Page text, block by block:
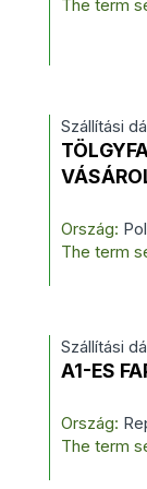
The term
Szállítási
Ország:
The term
Szállítási
A1-ES
Ország:
The term